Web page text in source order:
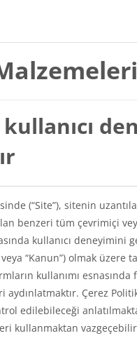
(“Site”), sitenin
benzeri tüm çevrimiçi
kullanıcı
“Kanun”) olmak
kullanımı esnasında
Çerez
edilebileceği
kullanmaktan